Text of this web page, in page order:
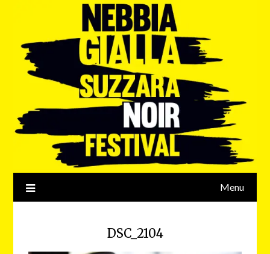
Menu
DSC_2104